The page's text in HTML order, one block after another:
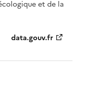
et de la
data.gouv.fr